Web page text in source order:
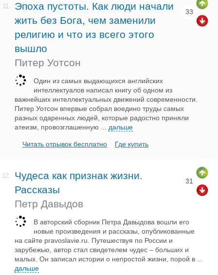
11.
Эпоха пустоты. Как люди начали
жить без Бога, чем заменили
религию и что из всего этого
вышло
Питер Уотсон
33
Один из самых выдающихся английских
интеллектуалов написал книгу об одном из
важнейших интеллектуальных движений современности.
Питер Уотсон впервые собрал воедино труды самых
разных одаренных людей, которые радостно приняли
атеизм, провозглашенную
дальше
Читать отрывок бесплатно Где купить
12.
Чудеса как признак жизни.
Рассказы
Петр Давыдов
31
В авторский сборник Петра Давыдова вошли его
новые произведения и рассказы, опубликованные
на сайте pravoslavie.ru. Путешествуя по России и
зарубежью, автор стал свидетелем чудес – больших и
малых. Он записал истории о непростой жизни, порой в
дальше